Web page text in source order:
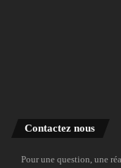
Contactez nous
Pour une question, une